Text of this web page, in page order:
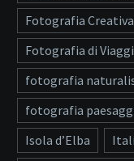
Fotografia Creativa
Fotografia di
fotografia
fotografia
Isola d’Elba